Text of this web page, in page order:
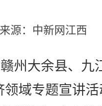
来源： 中新网江西
大余县、九
域专题宣讲